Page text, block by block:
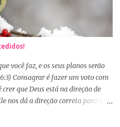
um plano de leitura Bíblica que
e percebemos que já estamos
deixando para o próximo
que desanima é iniciar lendo
até conseguem iniciar no dia
estão acostumas com a leitura
entendi...
você faz, e os seus planos serão
Consagrar é fazer um voto com
crer que Deus está na direção de
nos dá a direção correta para que